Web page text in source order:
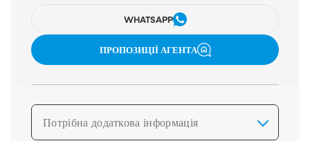
WHATSAPP
ПРОПОЗИЦІЇ АГЕНТА
Потрібна додаткова інформація